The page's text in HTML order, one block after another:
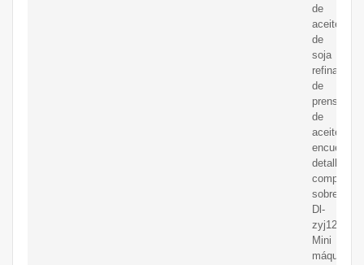
de
aceite
de
soja
refinado/
de
prensado
de
aceite,
encuentre
detalles
completos
sobre
Dl-
zyj12
Mini
máquina